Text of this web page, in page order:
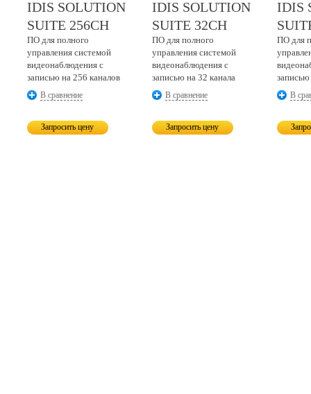
IDIS SOLUTION
SUITE 256CH
ПО для полного
управления системой
видеонаблюдения c
записью на 256 каналов
В сравнение
Запросить цену
IDIS SOLUTION
SUITE 32CH
ПО для полного
управления системой
видеонаблюдения c
записью на 32 канала
В сравнение
Запросить цену
IDIS
ПО для
записью
В